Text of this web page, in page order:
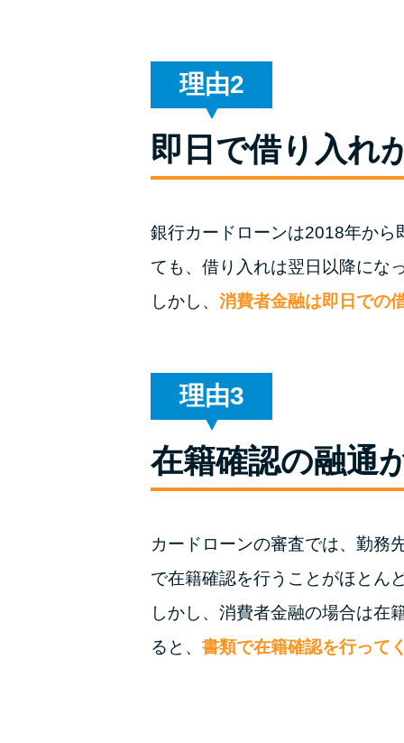
理由
即日で借り入れ
銀行カードローンは2018年から
ても、借り入れは翌日以降にな
しかし、 消費者金融は即日での
理由
在籍確認の融通
カードローンの審査では、勤務
で在籍確認を行うことがほとん
しかし、消費者金融の場合は在
ると、 書類で在籍確認を行って